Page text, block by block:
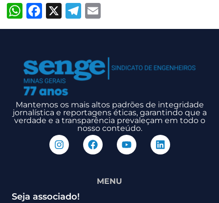
WhatsApp
Facebook
X Telegram
Mantemos os mais altos padrões de integridade
jornalística e reportagens éticas, garantindo que a
verdade e a transparência prevaleçam em todo o
nosso conteúdo.
MENU
Seja associado!